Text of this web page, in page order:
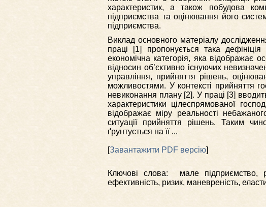
характеристик, а також побудова
підприємства та оцінювання його
підприємства.
Виклад основного матеріалу
праці [1] пропонується така
економічна категорія, яка відображає
відносин об’єктивно існуючих
управління, прийняття рішень,
можливостями. У контексті прийняття
невиконання плану [2]. У праці [3]
характеристики цілеспрямованої
відображає міру реальності
ситуації прийняття рішень. Таким
ґрунтується на її ...
[Завантажити PDF версію]
Ключові слова: мале підприємство,
ефективність, ризик, маневреність,